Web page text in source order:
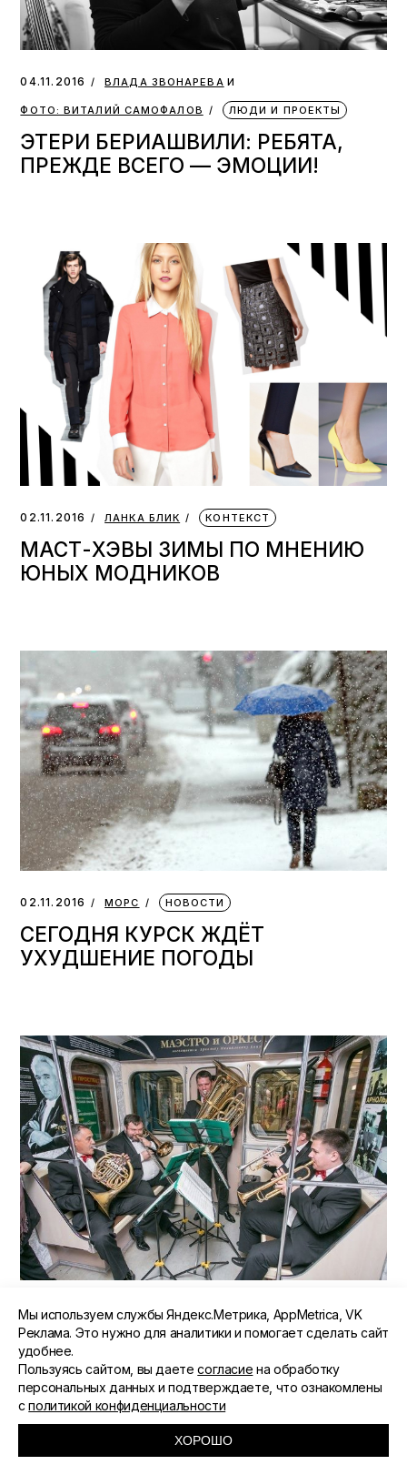
04.11.2016 ВЛАДА ЗВОНАРЕВА и
ФОТО: ВИТАЛИЙ САМОФАЛОВ ЛЮДИ И ПРОЕКТЫ
ЭТЕРИ БЕРИАШВИЛИ: РЕБЯТА,
ПРЕЖДЕ ВСЕГО — ЭМОЦИИ!
02.11.2016 ЛАНКА БЛИК КОНТЕКСТ
МАСТ-ХЭВЫ ЗИМЫ ПО МНЕНИЮ
ЮНЫХ МОДНИКОВ
02.11.2016 МОРС НОВОСТИ
СЕГОДНЯ КУРСК ЖДЁТ
УХУДШЕНИЕ ПОГОДЫ
01.11.2016 МОРС НОВОСТИ
РУССКИЙ КАМЕРНЫЙ ОРКЕСТР
СЫГРАЕТ НА ЖД ВОКЗАЛЕ
Мы используем службы Яндекс.Метрика, AppMetrica, VK
Реклама. Это нужно для аналитики и помогает сделать сайт
удобнее.
Пользуясь сайтом, вы даетесогласие на обработку
персональных данных и подтверждаете, что ознакомлены
сполитикой конфиденциальности
ХОРОШО